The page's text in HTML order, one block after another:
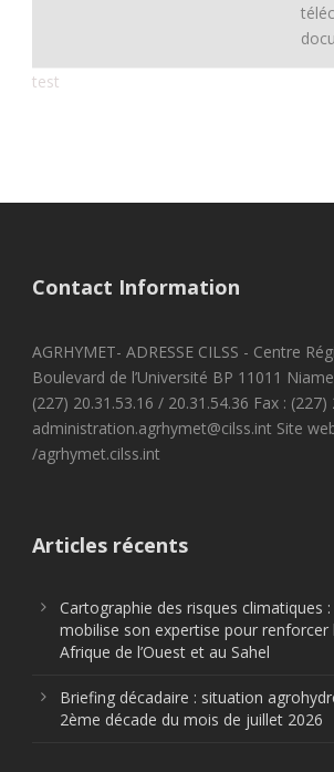
test
Contact Information
AGRHYMET- ADRESSE CILSS - Centre
Boulevard de l’Université BP 11011
(227) 20.31.53.16 / 20.31.54.36 Fax : (227)
administration.agrhymet@cilss.int Site
/agrhymet.cilss.int
Articles récents
Cartographie des risques climatiques :
mobilise son expertise pour renforcer
Afrique de l’Ouest et au Sahel
Briefing décadaire : situation
2ème décade du mois de juillet 2026